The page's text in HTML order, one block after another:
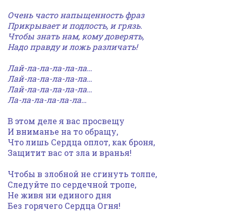
Очень часто напыщенность фраз
Прикрывает и подлость, и грязь.
Чтобы знать нам, кому доверять,
Надо правду и ложь различать!
Лай-ла-ла-ла-ла-ла…
Лай-ла-ла-ла-ла-ла…
Лай-ла-ла-ла-ла-ла…
Ла-ла-ла-ла-ла-ла…
В этом деле я вас просвещу
И вниманье на то обращу,
Что лишь Сердца оплот, как броня,
Защитит вас от зла и вранья!
Чтобы в злобной не сгинуть толпе,
Следуйте по сердечной тропе,
Не живя ни единого дня
Без горячего Сердца Огня!